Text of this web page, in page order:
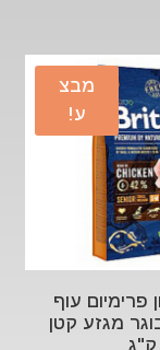
מבצ
ע!
פרימיום עוף
מגזע קטן